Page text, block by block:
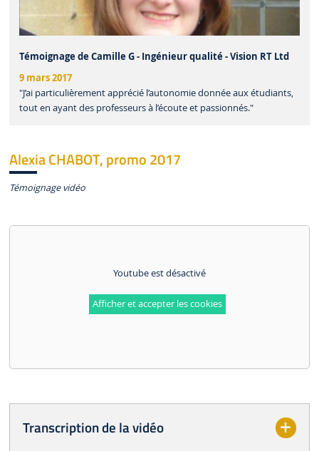
Témoignage de Camille G - Ingénieur qualité - Vision RT Ltd
9 mars 2017
"J’ai particulièrement apprécié l’autonomie donnée aux étudiants,
tout en ayant des professeurs à l’écoute et passionnés."
Alexia CHABOT, promo 2017
Témoignage vidéo
Youtube est désactivé
Afficher et accepter les cookies
Transcription de la vidéo